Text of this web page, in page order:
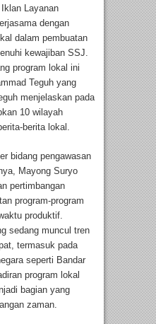
Layanan
dengan
dalam pembuatan
kewajiban SSJ.
program lokal ini
Teguh yang
menjelaskan pada
10 wilayah
berita lokal.
bidang pengawasan
Mayong Suryo
pertimbangan
program-program
produktif.
sedang muncul tren
termasuk pada
seperti Bandar
program lokal
bagian yang
zaman.